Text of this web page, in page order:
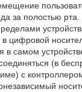
за полостью
в цифровой
в самом
(в
с